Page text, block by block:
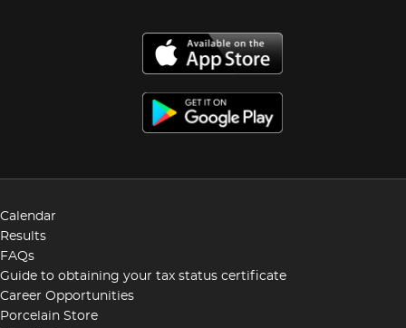
Calendar
Results
FAQs
Guide to obtaining your tax status certificate
Career Opportunities
Porcelain Store